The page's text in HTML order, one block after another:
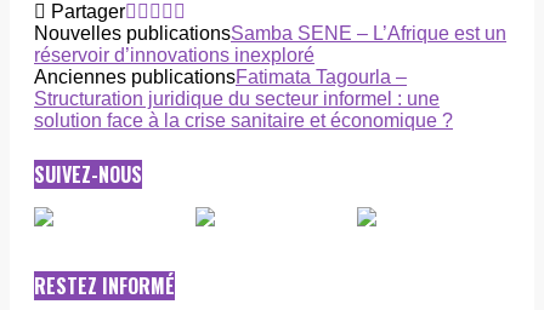
Partager
Nouvelles publicationsSamba SENE – L’Afrique est un
réservoir d’innovations inexploré
Anciennes publicationsFatimata Tagourla –
Structuration juridique du secteur informel : une
solution face à la crise sanitaire et économique ?
SUIVEZ-NOUS
RESTEZ INFORMÉ